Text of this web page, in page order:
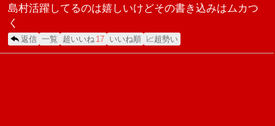
島村活躍してるのは嬉しいけどその書き込みはムカつ
く
返信 一覧 超いいね 17 いいね順 📈超勢い